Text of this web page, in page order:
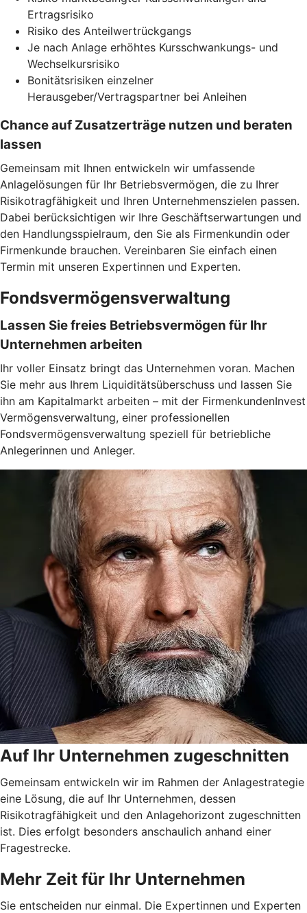
Ertragsrisiko
Risiko des Anteilwertrückgangs
Je nach Anlage erhöhtes Kursschwankungs- und
Wechselkursrisiko
Bonitätsrisiken einzelner
Herausgeber/Vertragspartner bei Anleihen
Chance auf Zusatzerträge nutzen und beraten
lassen
Gemeinsam mit Ihnen entwickeln wir umfassende
Anlagelösungen für Ihr Betriebsvermögen, die zu Ihrer
Risikotragfähigkeit und Ihren Unternehmenszielen passen.
Dabei berücksichtigen wir Ihre Geschäftserwartungen und
den Handlungsspielraum, den Sie als Firmenkundin oder
Firmenkunde brauchen. Vereinbaren Sie einfach einen
Termin mit unseren Expertinnen und Experten.
Fondsvermögensverwaltung
Lassen Sie freies Betriebsvermögen für Ihr
Unternehmen arbeiten
Ihr voller Einsatz bringt das Unternehmen voran. Machen
Sie mehr aus Ihrem Liquiditätsüberschuss und lassen Sie
ihn am Kapitalmarkt arbeiten – mit der FirmenkundenInvest
Vermögensverwaltung, einer professionellen
Fondsvermögensverwaltung speziell für betriebliche
Anlegerinnen und Anleger.
Auf Ihr Unternehmen zugeschnitten
Gemeinsam entwickeln wir im Rahmen der Anlagestrategie
eine Lösung, die auf Ihr Unternehmen, dessen
Risikotragfähigkeit und den Anlagehorizont zugeschnitten
ist. Dies erfolgt besonders anschaulich anhand einer
Fragestrecke.
Mehr Zeit für Ihr Unternehmen
Sie entscheiden nur einmal. Die Expertinnen und Experten